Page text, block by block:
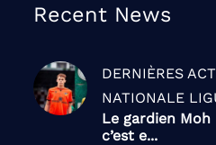
Recent News
DERNIÈRES
NATIONALE
Le gardien Moh
c’est e...